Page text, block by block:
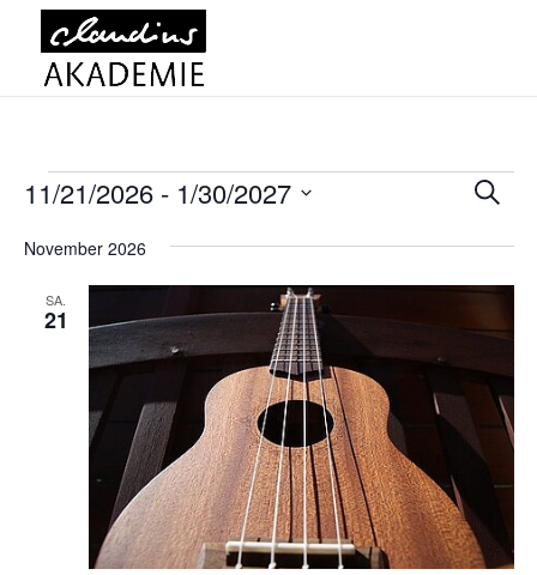
Veranstaltungen
und
Suche
11/21/2026 - 1/30/2027
wählen.
November 2026
SA.
21